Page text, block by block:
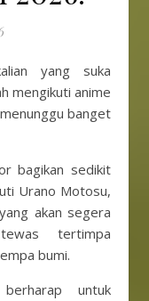
mengikuti anime
banget
bagikan sedikit
Urano Motosu,
akan segera
tertimpa
bumi.
untuk